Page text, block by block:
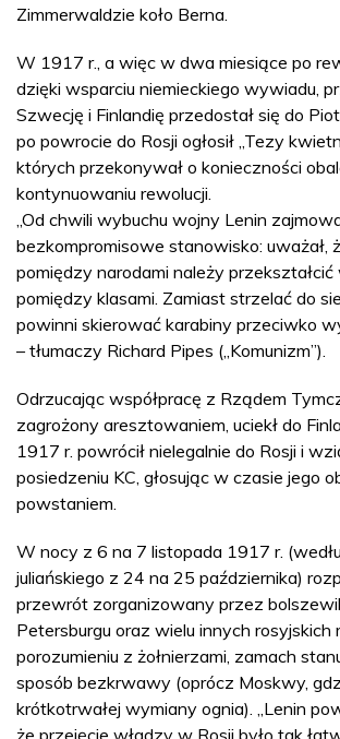
Zimmerwaldzie koło Berna.
W 1917 r., a więc w dwa miesiące po
dzięki wsparciu niemieckiego wywiadu,
Szwecję i Finlandię przedostał się do
po powrocie do Rosji ogłosił „Tezy
których przekonywał o konieczności
kontynuowaniu rewolucji.
„Od chwili wybuchu wojny Lenin
bezkompromisowe stanowisko: uważał,
pomiędzy narodami należy
pomiędzy klasami. Zamiast strzelać do
powinni skierować karabiny przeciwko
– tłumaczy Richard Pipes („Komunizm”).
Odrzucając współpracę z Rządem
zagrożony aresztowaniem, uciekł do
1917 r. powrócił nielegalnie do Rosji i
posiedzeniu KC, głosując w czasie jego
powstaniem.
W nocy z 6 na 7 listopada 1917 r.
juliańskiego z 24 na 25 października)
przewrót zorganizowany przez
Petersburgu oraz wielu innych rosyjskich
porozumieniu z żołnierzami, zamach
sposób bezkrwawy (oprócz Moskwy,
krótkotrwałej wymiany ognia). „Lenin
że przejęcie władzy w Rosji było tak